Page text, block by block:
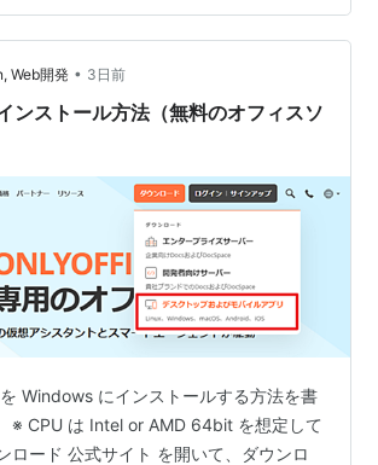
る、というだけのこと まとめ：iPhoneと
Web開発 • 3日前
ンストール方法（無料のオフィスソ
Windows にインストールする方法を書
※ CPU は Intel or AMD 64bit を想定して
ロード 公式サイト を開いて、ダウンロ